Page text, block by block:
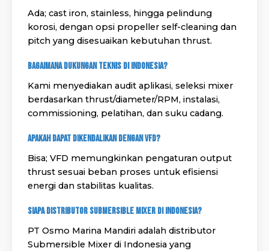
Ada; cast iron, stainless, hingga pelindung
korosi, dengan opsi propeller self-cleaning dan
pitch yang disesuaikan kebutuhan thrust.
Bagaimana dukungan teknis di Indonesia?
Kami menyediakan audit aplikasi, seleksi mixer
berdasarkan thrust/diameter/RPM, instalasi,
commissioning, pelatihan, dan suku cadang.
Apakah dapat dikendalikan dengan VFD?
Bisa; VFD memungkinkan pengaturan output
thrust sesuai beban proses untuk efisiensi
energi dan stabilitas kualitas.
Siapa distributor Submersible Mixer di Indonesia?
PT Osmo Marina Mandiri adalah distributor
Submersible Mixer di Indonesia yang